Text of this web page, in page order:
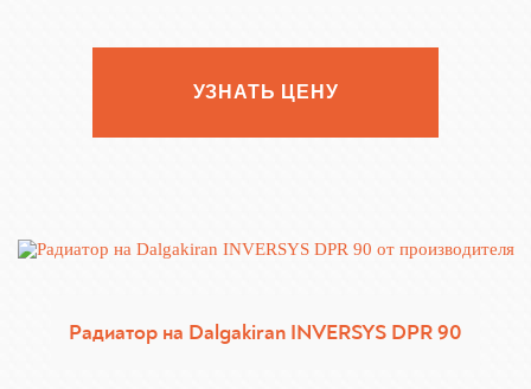
УЗНАТЬ ЦЕНУ
Радиатор на Dalgakiran INVERSYS DPR 90